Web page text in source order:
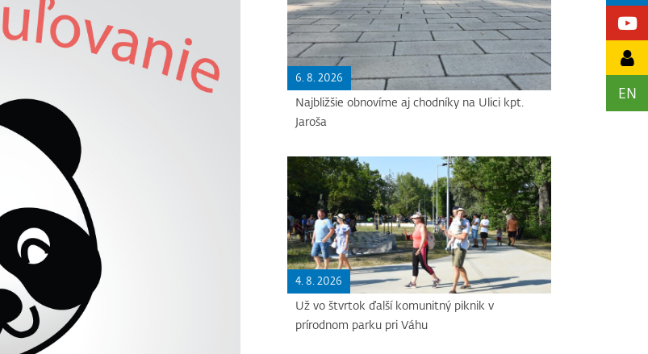
EN
6. 8. 2026
Najbližšie obnovíme aj chodníky na Ulici kpt.
Jaroša
4. 8. 2026
Už vo štvrtok ďalší komunitný piknik v
prírodnom parku pri Váhu